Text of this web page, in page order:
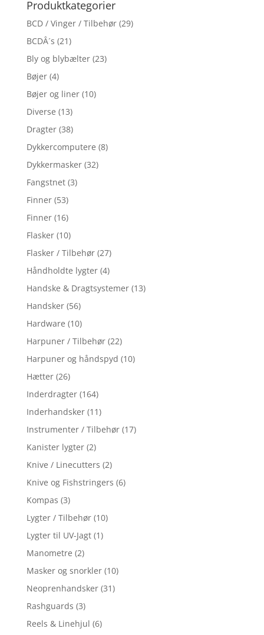
Produktkategorier
BCD / Vinger / Tilbehør (29)
BCDÂ´s (21)
Bly og blybælter (23)
Bøjer (4)
Bøjer og liner (10)
Diverse (13)
Dragter (38)
Dykkercomputere (8)
Dykkermasker (32)
Fangstnet (3)
Finner (53)
Finner (16)
Flasker (10)
Flasker / Tilbehør (27)
Håndholdte lygter (4)
Handske & Dragtsystemer (13)
Handsker (56)
Hardware (10)
Harpuner / Tilbehør (22)
Harpuner og håndspyd (10)
Hætter (26)
Inderdragter (164)
Inderhandsker (11)
Instrumenter / Tilbehør (17)
Kanister lygter (2)
Knive / Linecutters (2)
Knive og Fishstringers (6)
Kompas (3)
Lygter / Tilbehør (10)
Lygter til UV-Jagt (1)
Manometre (2)
Masker og snorkler (10)
Neoprenhandsker (31)
Rashguards (3)
Reels & Linehjul (6)